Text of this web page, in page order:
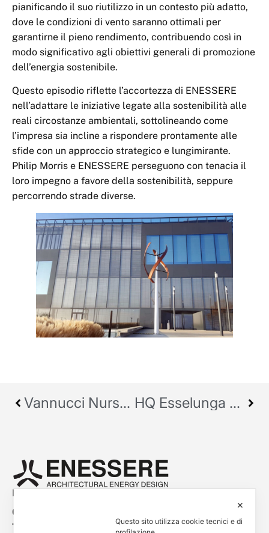
pianificando il suo riutilizzo in un contesto più adatto,
dove le condizioni di vento saranno ottimali per
garantirne il pieno rendimento, contribuendo così in
modo significativo agli obiettivi generali di promozione
dell’energia sostenibile.
Questo episodio riflette l’accortezza di ENESSERE
nell’adattare le iniziative legate alla sostenibilità alle
reali circostanze ambientali, sottolineando come
l’impresa sia incline a rispondere prontamente alle
sfide con un approccio strategico e lungimirante.
Philip Morris e ENESSERE perseguono con tenacia il
loro impegno a favore della sostenibilità, seppure
percorrendo strade diverse.
Vannucci Nursery Campus | Pistoia (PT), Italia HQ Esselunga Spa | Limito di Pioltello (MI), Italia
Empowered by
Contacts
Tel. +39 0444 401001
✕
Questo sito utilizza cookie tecnici e di